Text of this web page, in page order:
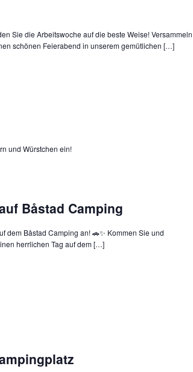
Sie die Arbeitswoche auf die beste Weise! Versammeln
schönen Feierabend in unserem gemütlichen […]
und Würstchen ein!
Båstad Camping
dem Båstad Camping an! 🚗✨ Kommen Sie und
herrlichen Tag auf dem […]